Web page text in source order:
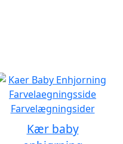
Kær baby